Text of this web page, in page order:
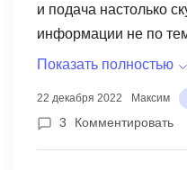
и подача настолько
информации не по
поменять курс на
только направление
Согласно нынешним
соответствует. На
Показать полностью
22 декабря 2022 Максим
3 Комментировать